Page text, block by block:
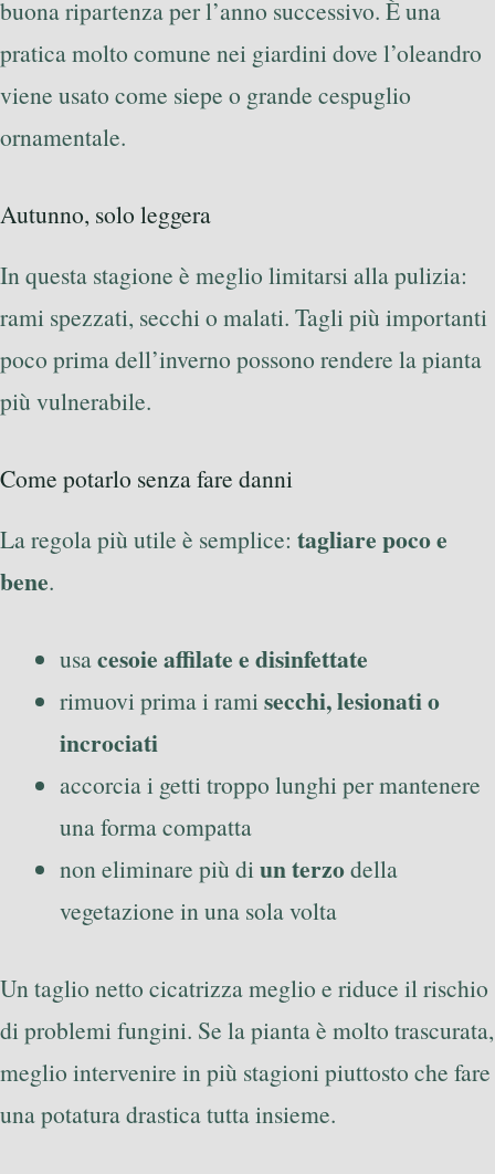
buona ripartenza per l’anno successivo. È una
pratica molto comune nei giardini dove l’oleandro
viene usato come siepe o grande cespuglio
ornamentale.
Autunno, solo leggera
In questa stagione è meglio limitarsi alla pulizia:
rami spezzati, secchi o malati. Tagli più importanti
poco prima dell’inverno possono rendere la pianta
più vulnerabile.
Come potarlo senza fare danni
La regola più utile è semplice: tagliare poco e
bene.
usacesoie affilate e disinfettate
rimuovi prima i ramisecchi, lesionati o
incrociati
accorcia i getti troppo lunghi per mantenere
una forma compatta
non eliminare più diun terzodella
vegetazione in una sola volta
Un taglio netto cicatrizza meglio e riduce il rischio
di problemi fungini. Se la pianta è molto trascurata,
meglio intervenire in più stagioni piuttosto che fare
una potatura drastica tutta insieme.